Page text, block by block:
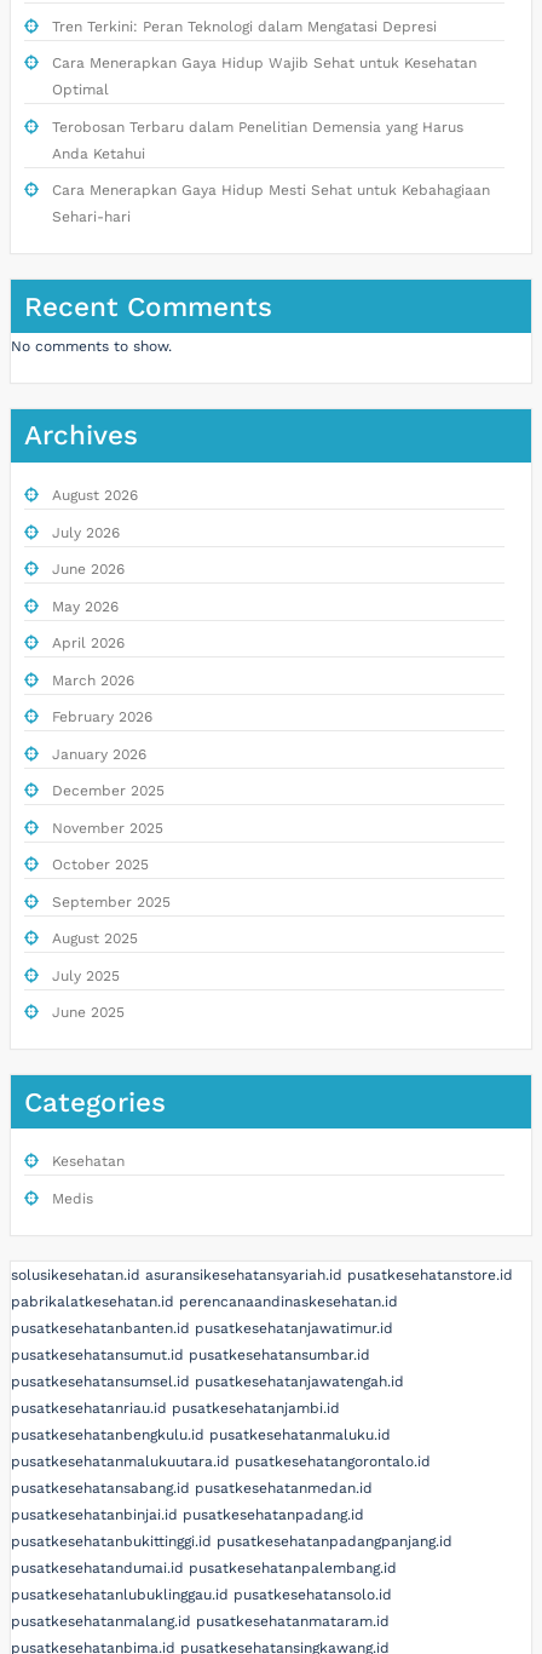
Tren Terkini: Peran Teknologi dalam Mengatasi Depresi
Cara Menerapkan Gaya Hidup Wajib Sehat untuk Kesehatan
Optimal
Terobosan Terbaru dalam Penelitian Demensia yang Harus
Anda Ketahui
Cara Menerapkan Gaya Hidup Mesti Sehat untuk Kebahagiaan
Sehari-hari
Recent Comments
No comments to show.
Archives
August 2026
July 2026
June 2026
May 2026
April 2026
March 2026
February 2026
January 2026
December 2025
November 2025
October 2025
September 2025
August 2025
July 2025
June 2025
Categories
Kesehatan
Medis
solusikesehatan.id asuransikesehatansyariah.id pusatkesehatanstore.id
pabrikalatkesehatan.id perencanaandinaskesehatan.id
pusatkesehatanbanten.id pusatkesehatanjawatimur.id
pusatkesehatansumut.id pusatkesehatansumbar.id
pusatkesehatansumsel.id pusatkesehatanjawatengah.id
pusatkesehatanriau.id pusatkesehatanjambi.id
pusatkesehatanbengkulu.id pusatkesehatanmaluku.id
pusatkesehatanmalukuutara.id pusatkesehatangorontalo.id
pusatkesehatansabang.id pusatkesehatanmedan.id
pusatkesehatanbinjai.id pusatkesehatanpadang.id
pusatkesehatanbukittinggi.id pusatkesehatanpadangpanjang.id
pusatkesehatandumai.id pusatkesehatanpalembang.id
pusatkesehatanlubuklinggau.id pusatkesehatansolo.id
pusatkesehatanmalang.id pusatkesehatanmataram.id
pusatkesehatanbima.id pusatkesehatansingkawang.id